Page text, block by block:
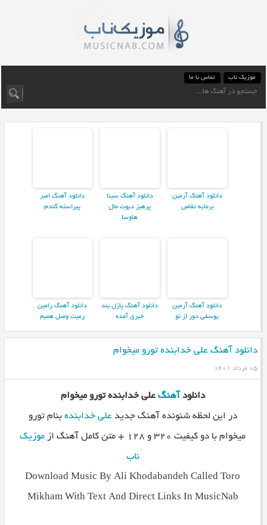
موزیک ناب تماس با ما
دانلود آهنگ آرمین
برمایه تقاص
دانلود آهنگ سینا
پرهیز دیوت مال
هاوسا
دانلود آهنگ امیر
پیراسته گندم
دانلود آهنگ آرمین
یوسفی دور از تو
دانلود آهنگ پازل بند
خبری آمده
دانلود آهنگ رامین
رعیت وصل همیم
دانلود آهنگ علی خدابنده تورو میخوام
۰۵ مرداد ۱۴۰۱
دانلود آهنگ علی خدابنده تورو میخوام
در این لحظه شنونده آهنگ جدیدعلی خدابنده بنام تورو
میخوام با دو کیفیت ۳۲۰ و ۱۲۸ + متن کامل آهنگ از
موزیک
ناب
Download Music By Ali Khodabandeh Called Toro
Mikham With Text And Direct Links In MusicNab